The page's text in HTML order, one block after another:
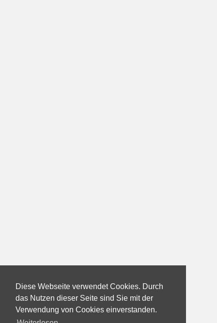
Diese Webseite verwendet Cookies. Durch
das Nutzen dieser Seite sind Sie mit der
Verwendung von Cookies einverstanden.